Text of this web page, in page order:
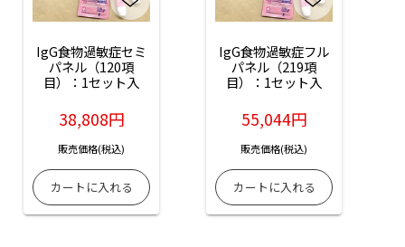
IgG食物過敏症セミ
パネル（120項
目）：1セット入
38,808円
販売価格(税込)
IgG食物過敏症フル
パネル（219項
目）：1セット入
55,044円
販売価格(税込)